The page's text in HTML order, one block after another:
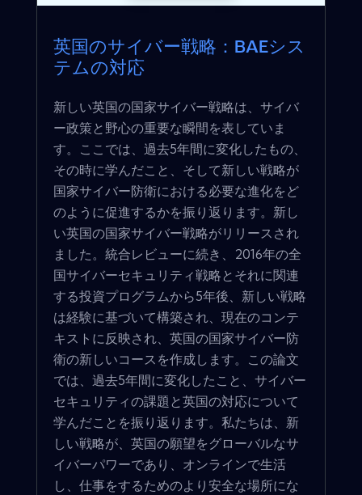
英国のサイバー戦略：BAEシス
テムの対応
新しい英国の国家サイバー戦略は、サイバ
ー政策と野心の重要な瞬間を表していま
す。ここでは、過去5年間に変化したもの、
その時に学んだこと、そして新しい戦略が
国家サイバー防衛における必要な進化をど
のように促進するかを振り返ります。新し
い英国の国家サイバー戦略がリリースされ
ました。統合レビューに続き、2016年の全
国サイバーセキュリティ戦略とそれに関連
する投資プログラムから5年後、新しい戦略
は経験に基づいて構築され、現在のコンテ
キストに反映され、英国の国家サイバー防
衛の新しいコースを作成します。この論文
では、過去5年間に変化したこと、サイバー
セキュリティの課題と英国の対応について
学んだことを振り返ります。私たちは、新
しい戦略が、英国の願望をグローバルなサ
イバーパワーであり、オンラインで生活
し、仕事をするためのより安全な場所にな